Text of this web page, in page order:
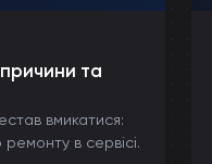
та
вмикатися:
в сервісі.